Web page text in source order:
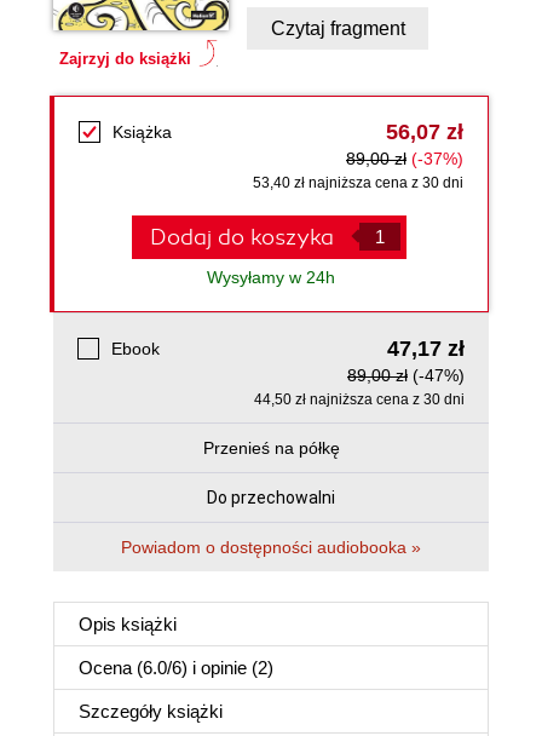
Zajrzyj do książki
Czytaj fragment
Książka 56,07 zł
89,00 zł (-37%)
53,40 zł najniższa cena z 30 dni
Dodaj do koszyka
Wysyłamy w 24h
Ebook 47,17 zł
89,00 zł (-47%)
44,50 zł najniższa cena z 30 dni
Przenieś na półkę
Do przechowalni
Powiadom o dostępności audiobooka »
Opis książki
Ocena (6.0/6) i opinie (2)
Szczegóły książki